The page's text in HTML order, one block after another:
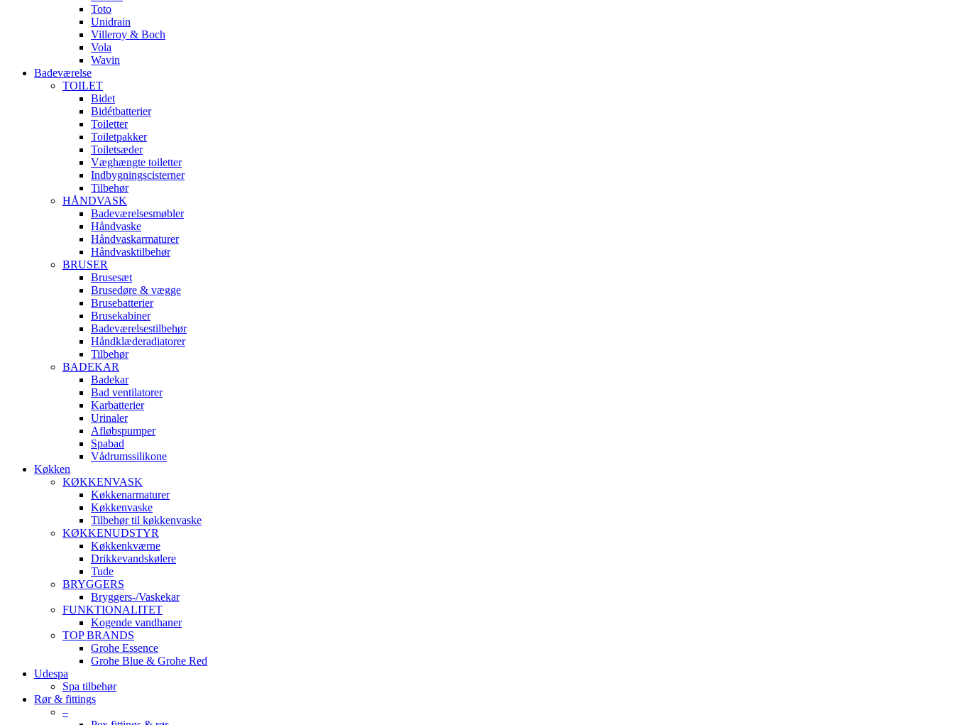
Toto
Unidrain
Villeroy & Boch
Vola
Wavin
Badeværelse
TOILET
Bidet
Bidétbatterier
Toiletter
Toiletpakker
Toiletsæder
Væghængte toiletter
Indbygningscisterner
Tilbehør
HÅNDVASK
Badeværelsesmøbler
Håndvaske
Håndvaskarmaturer
Håndvasktilbehør
BRUSER
Brusesæt
Brusedøre & vægge
Brusebatterier
Brusekabiner
Badeværelsestilbehør
Håndklæderadiatorer
Tilbehør
BADEKAR
Badekar
Bad ventilatorer
Karbatterier
Urinaler
Afløbspumper
Spabad
Vådrumssilikone
Køkken
KØKKENVASK
Køkkenarmaturer
Køkkenvaske
Tilbehør til køkkenvaske
KØKKENUDSTYR
Køkkenkværne
Drikkevandskølere
Tude
BRYGGERS
Bryggers-/Vaskekar
FUNKTIONALITET
Kogende vandhaner
TOP BRANDS
Grohe Essence
Grohe Blue & Grohe Red
Udespa
Spa tilbehør
Rør & fittings
–